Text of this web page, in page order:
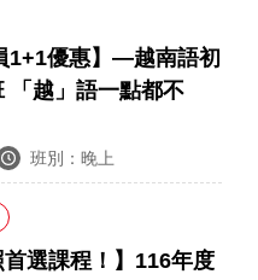
1+1優惠】—越南語初
「越」語一點都不
班別：晚上
首選課程！】116年度